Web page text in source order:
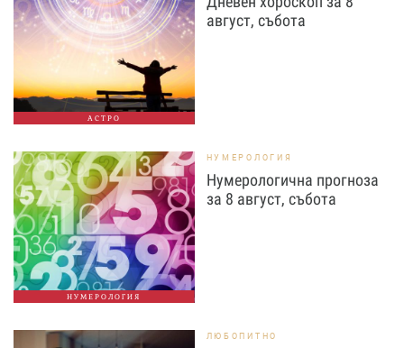
АСТРО
август, събота
НУМЕРОЛОГИЯ
НУМЕРОЛОГИЯ
Нумерологична прогноза
за 8 август, събота
ЛЮБОПИТНО